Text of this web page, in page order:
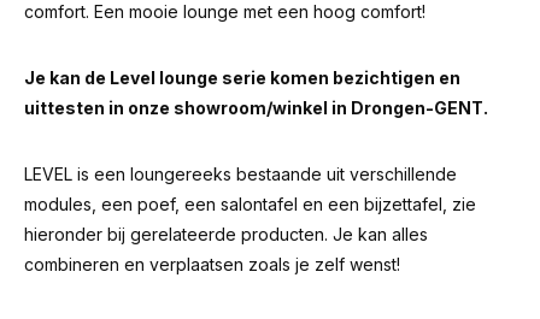
comfort. Een mooie lounge met een hoog comfort!
Je kan de Level lounge serie komen bezichtigen en
uittesten in onze showroom/winkel in Drongen-GENT.
LEVEL is een loungereeks bestaande uit verschillende
modules, een poef, een salontafel en een bijzettafel, zie
hieronder bij gerelateerde producten. Je kan alles
combineren en verplaatsen zoals je zelf wenst!